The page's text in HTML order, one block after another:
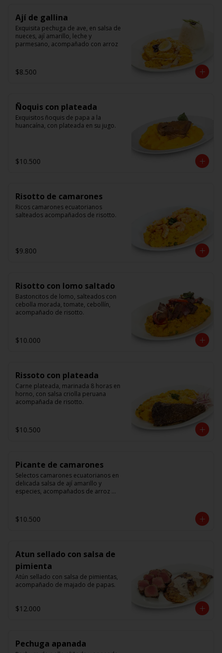
Ají de gallina
Exquisita pechuga de ave, en salsa de
nueces, ají amarillo, leche y
parmesano, acompañado con arroz
$8.500
Ñoquis con plateada
Exquisitos ñoquis de papa a la
huancaína, con plateada en su jugo.
$10.500
Risotto de camarones
Ricos camarones ecuatorianos
salteados acompañados de risotto.
$9.800
Risotto con lomo saltado
Bastoncitos de lomo, salteados con
cebolla morada, tomate, cebollín,
acompañado de risotto.
$10.000
Rissoto con plateada
Carne plateada, marinada 8 horas en
horno, con salsa criolla peruana
acompañada de risotto.
$10.500
Picante de camarones
Selectos camarones ecuatorianos en
delicada salsa de ají amarillo y
especies, acompañados de arroz
$10.500
Atun sellado con salsa de
pimienta
Atún sellado con salsa de pimientas,
acompañado de majado de papas.
$12.000
Pechuga apanada